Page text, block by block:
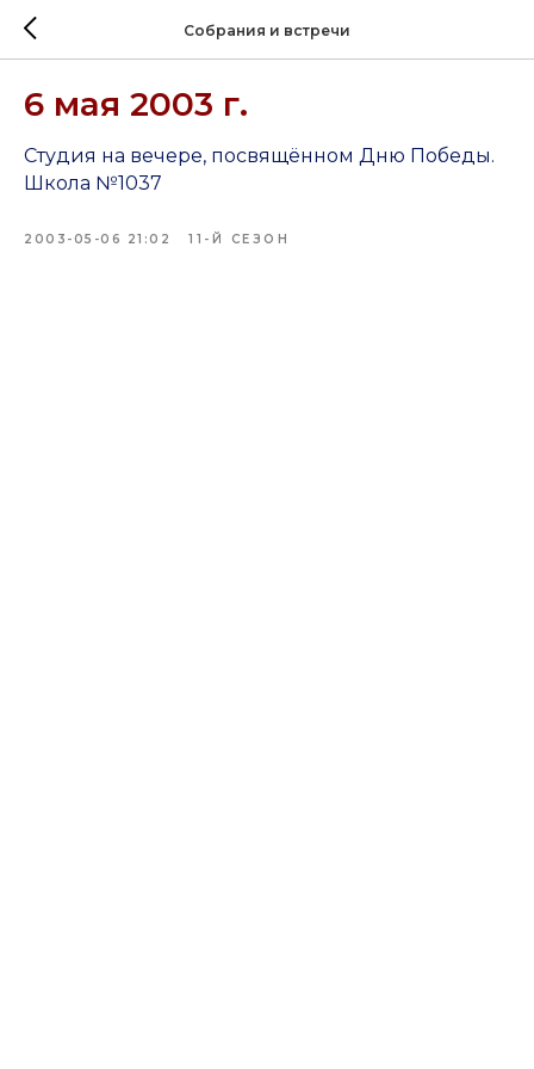
Собрания и встречи
6 мая 2003 г.
Студия на вечере, посвящённом Дню Победы.
Школа №1037
2003-05-06 21:02 11-Й СЕЗОН